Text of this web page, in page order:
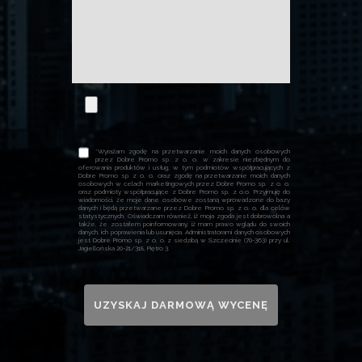
*Wyrażam zgodę na przetwarzanie moich danych osobowych
przez Dobre Promo sp. z o. o. w zakresie niezbędnym do
oferowania produktów i usług, w tym podmiotów współpracujących z
Dobre Promo sp. z o. o. oraz zgodę na przetwarzanie moich danych
osobowych w celach marketingowych przez Dobre Promo sp. z o. o.
oraz podmioty współpracujące z Dobre Promo sp. z o.o. Przyjmuję do
wiadomości, że moje dane osobowe zostaną wprowadzone do bazy
danych i będą przetwarzane przez Dobre Promo sp. z o. o. dla celów
statystycznych. Oświadczam również, iż moja zgoda jest dobrowolna a
także, że zostałem poinformowany, iż mam prawo wglądu do swoich
danych, ich poprawienia lub usunięcia. Administratorami danych osobowych
jest Dobre Promo sp. z o. o. z siedzibą w Szczecinie (70-363) przy ul.
Jagiellońska 20-21/318, Piętro 3.